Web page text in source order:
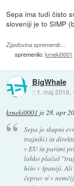
Sepa ima tudi čisto
sloveniji je to SIMP
Zgodovina sprememb…
spremenilo:krneki0001
BigWhale
:: 1. maj 2016,
krneki0001 je28. apr
Sepa je skupni
trajniki) in
v EU in parimi
lahko plačaš
hišo v španiji.
čeprav si v